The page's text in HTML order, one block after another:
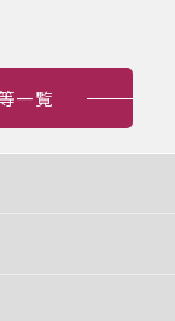
一覧